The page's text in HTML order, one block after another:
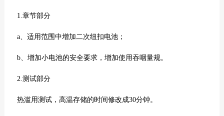
1. 章节部分
a、适用范围中增加二次纽扣电池；
b、增加小电池的安全要求，增加使用吞咽量规。
2. 测试部分
热滥用测试，高温存储的时间修改成30分钟。